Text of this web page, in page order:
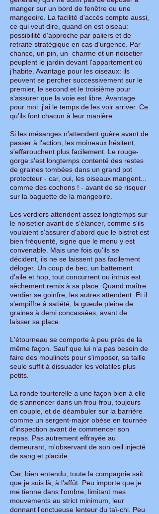
manger sur un bord de fenêtre ou une
mangeoire. La facilité d'accès compte aussi,
ce qui veut dire, quand on est oiseau:
possibilité d'approche par paliers et de
retraite stratégique en cas d'urgence. Par
chance, un pin, un charme et un noisetier
peuplent le jardin devant l'appartement où
j'habite. Avantage pour les oiseaux: ils
peuvent se percher successivement sur le
premier, le second et le troisième pour
s'assurer que la voie est libre. Avantage
pour moi: j'ai le temps de les voir arriver. Ce
qu'ils font chacun à leur manière.
Si les mésanges n'attendent guère avant de
passer à l'action, les moineaux hésitent,
s'effarouchent plus facilement. Le rouge-
gorge s'est longtemps contenté des restes
de graines tombées dans un grand pot
protecteur - car, oui, les oiseaux mangent...
comme des cochons ! - avant de se risquer
sur la baguette de la mangeoire.
Les verdiers attendent assez longtemps sur
le noisetier avant de s'élancer, comme s'ils
voulaient s'assurer d'abord que le bistrot est
bien fréquenté, signe que le menu y est
convenable. Mais une fois qu'ils se
décident, ils ne se laissent pas facilement
déloger. Un coup de bec, un battement
d'aile et hop, tout concurrent ou intrus est
sèchement remis à sa place. Quand maître
verdier se goinfre, les autres attendent. Et il
s'empiffre à satiété, la gueule pleine de
graines à demi concassées, avant de
laisser sa place.
L'étourneau se comporte à peu près de la
même façon. Sauf que lui n'a pas besoin de
faire des moulinets pour s'imposer, sa taille
seule suffit à dissuader les volatiles plus
petits.
La ronde tourterelle a une façon bien à elle
de s'annoncer dans un frou-frou, toujours
en couple, et de déambuler sur la barrière
comme un sergent-major obèse en tournée
d'inspection avant de commencer son
repas. Pas autrement effrayée au
demeurant, m'observant de son oeil injecté
de sang et placide.
Car, bien entendu, toute la compagnie sait
que je suis là, à l'affût. Peu importe que je
me tienne dans l'ombre, limitant mes
mouvements au strict minimum, leur
donnant l'onctueuse lenteur du taï-chi. Peu